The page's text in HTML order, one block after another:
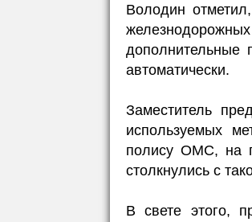
Володин
дополнительные
автоматически.
Заместитель
используемых
полису ОМС, на
столкнулись с
В свете этого,